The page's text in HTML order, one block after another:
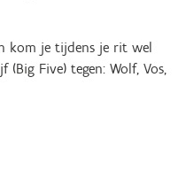
kom je tijdens je rit wel
(Big Five) tegen: Wolf, Vos,